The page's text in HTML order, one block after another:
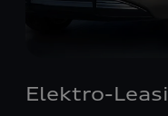
Elektro-